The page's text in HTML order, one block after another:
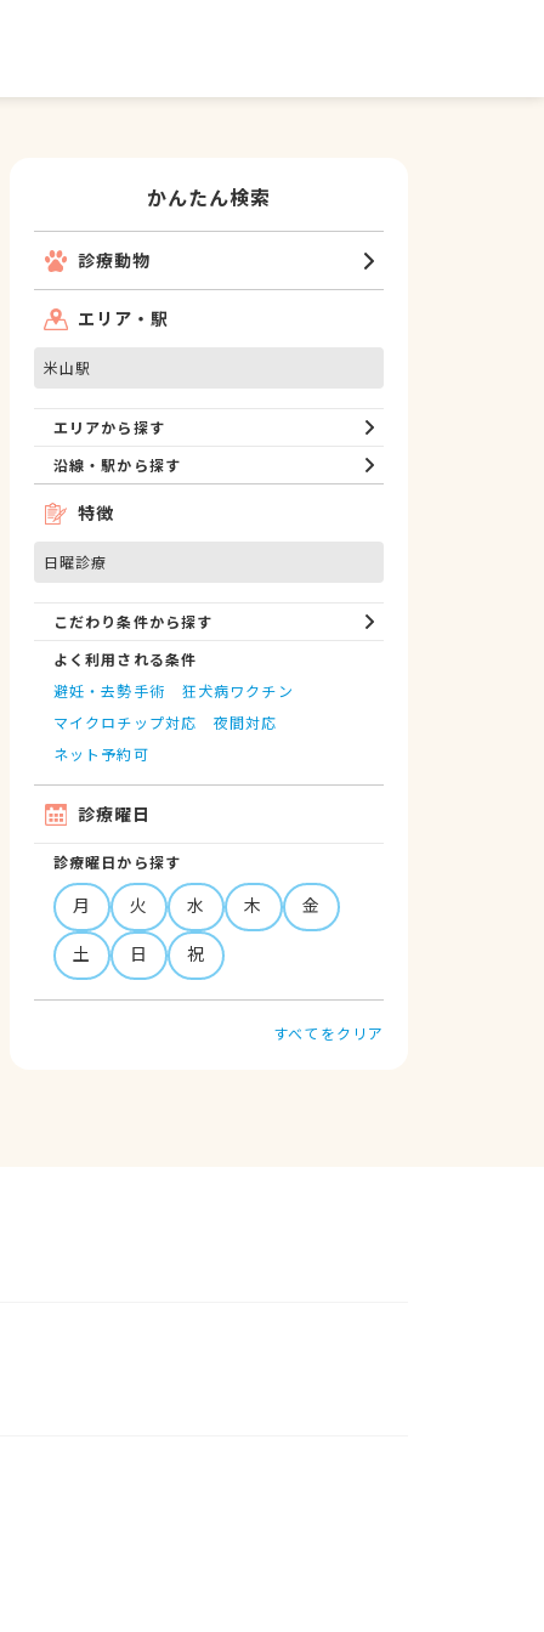
かんたん検索
診療動物
エリア・駅
米山駅
エリアから探す
沿線・駅から探す
特徴
日曜診療
こだわり条件から探す
よく利用される条件
避妊・去勢手術
狂犬病ワクチン
マイクロチップ対応
夜間対応
ネット予約可
診療曜日
診療曜日から探す
月 火 水 木
金
土
日 祝
すべてをクリア